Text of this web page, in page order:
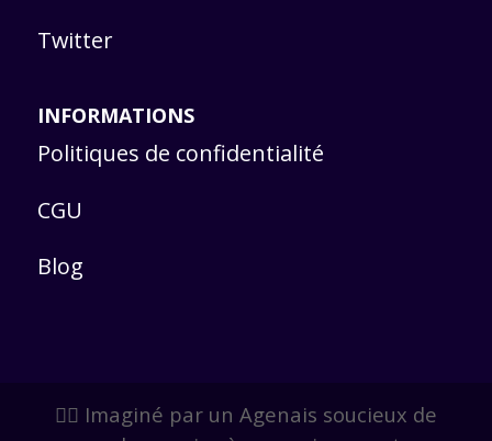
Twitter
INFORMATIONS
Politiques de confidentialité
CGU
Blog
🙋‍♂️ Imaginé par un Agenais soucieux de